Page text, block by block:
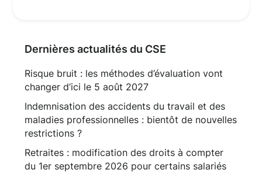
Dernières actualités du CSE
Risque bruit : les méthodes d’évaluation vont
changer d’ici le 5 août 2027
Indemnisation des accidents du travail et des
maladies professionnelles : bientôt de nouvelles
restrictions ?
Retraites : modification des droits à compter
du 1er septembre 2026 pour certains salariés